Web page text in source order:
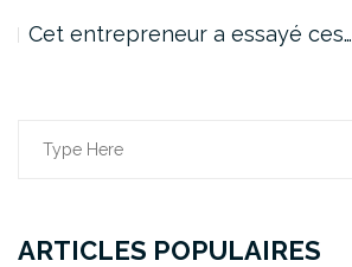
Cet entrepreneur a essayé ces…
Search
ARTICLES POPULAIRES